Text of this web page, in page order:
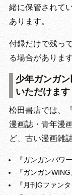
緒に保管されて
あります。
付録だけで残っ
る場合がありま
少年ガンガ
いただけます
松田書店では、
漫画誌・青年漫
ど、古い漫画雑
『ガンガンパワー
『ガンガンWING
『月刊Gファンタ